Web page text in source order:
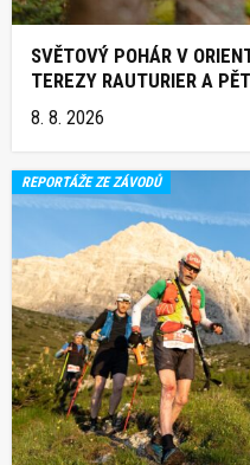
SVĚTOVÝ POHÁR V
TEREZY RAUTURIER A
8. 8. 2026
REPORTÁŽE ZE ZÁVODŮ